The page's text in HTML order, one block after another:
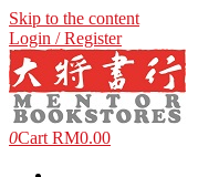
Skip to the content
Login / Register
0Cart RM0.00